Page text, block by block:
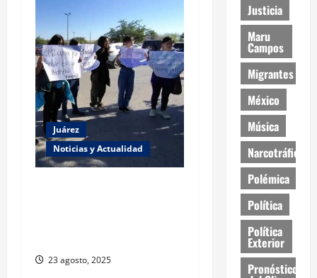
Juárez
Noticias y Actualidad
23 agosto, 2025
Justicia
Maru
Campos
Migrantes
México
Música
Narcotráfico
Polémica
Política
Política
Exterior
Pronóstico